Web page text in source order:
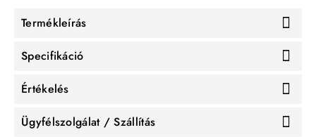
Termékleírás
Specifikáció
Értékelés
Ügyfélszolgálat / Szállítás